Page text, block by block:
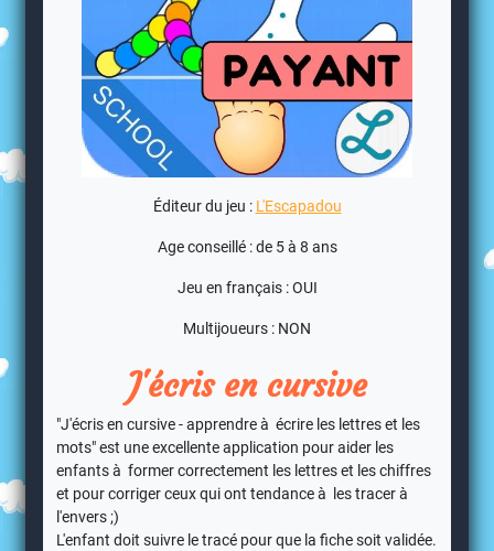
Éditeur du jeu : L'Escapadou
Age conseillé : de 5 à 8 ans
Jeu en français : OUI
Multijoueurs : NON
J'écris en cursive
"J'écris en cursive - apprendre à écrire les lettres et les
mots" est une excellente application pour aider les
enfants à former correctement les lettres et les chiffres
et pour corriger ceux qui ont tendance à les tracer à
l'envers ;)
L'enfant doit suivre le tracé pour que la fiche soit validée.